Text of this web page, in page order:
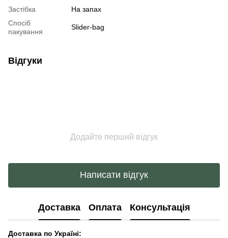
Застібка
На запах
Спосіб
пакування
Slider-bag
Відгуки
Додайте перший відгук
Написати відгук
Доставка Оплата Консультація
Доставка по Україні: